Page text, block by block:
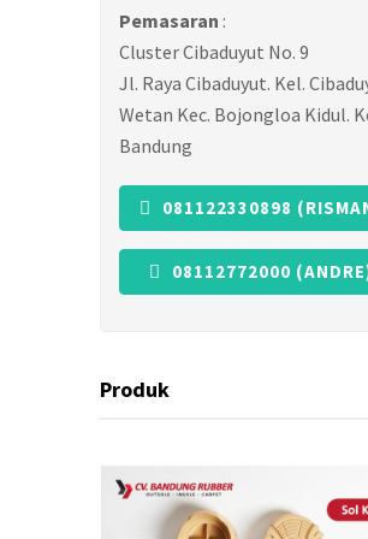
Pemasaran :
Cluster Cibaduyut No. 9
Jl. Raya Cibaduyut. Kel.
Wetan Kec. Bojongloa Kidul.
Bandung
081122330898
08112772000
Produk